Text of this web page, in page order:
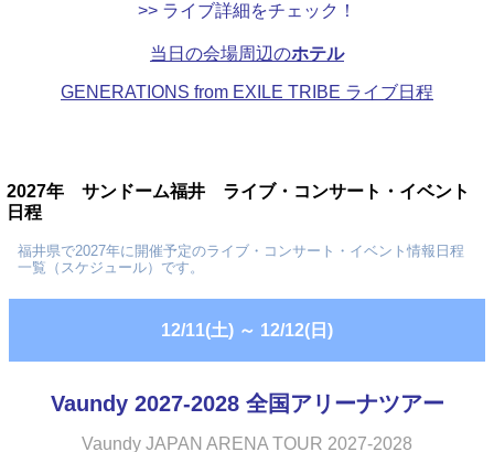
>> ライブ詳細をチェック！
当日の会場周辺のホテル
GENERATIONS from EXILE TRIBE ライブ日程
2027年 サンドーム福井 ライブ・コンサート・イベント
日程
福井県で2027年に開催予定のライブ・コンサート・イベント情報日程
一覧（スケジュール）です。
12/11(土) ～ 12/12(日)
Vaundy 2027-2028 全国アリーナツアー
Vaundy JAPAN ARENA TOUR 2027-2028